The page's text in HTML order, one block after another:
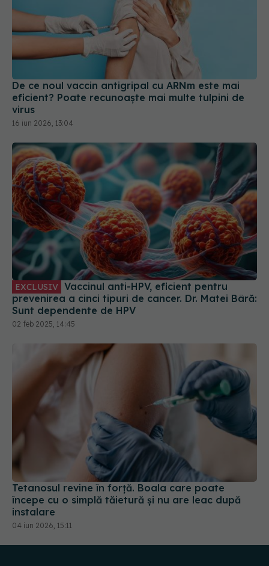
De ce noul vaccin antigripal cu ARNm este mai
eficient? Poate recunoaște mai multe tulpini de
virus
16 iun 2026, 13:04
EXCLUSIV
prevenirea a cinci tipuri de cancer. Dr. Matei Bâră:
Sunt dependente de HPV
02 feb 2025, 14:45
Tetanosul revine în forță. Boala care poate
începe cu o simplă tăietură și nu are leac după
instalare
04 iun 2026, 15:11